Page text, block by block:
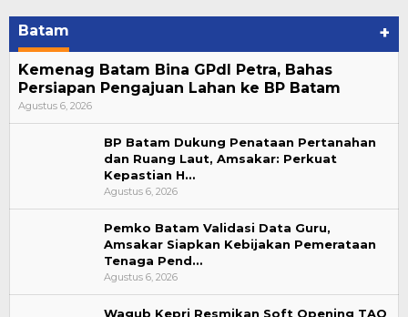
Batam +
Kemenag Batam Bina GPdI Petra, Bahas
Persiapan Pengajuan Lahan ke BP Batam
Agustus 6, 2026
BP Batam Dukung Penataan Pertanahan
dan Ruang Laut, Amsakar: Perkuat
Kepastian H…
Agustus 6, 2026
Pemko Batam Validasi Data Guru,
Amsakar Siapkan Kebijakan Pemerataan
Tenaga Pend…
Agustus 6, 2026
Wagub Kepri Resmikan Soft Opening TAO